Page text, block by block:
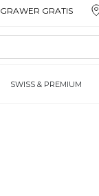
GRAWER GRATIS
SWISS & PREMIUM